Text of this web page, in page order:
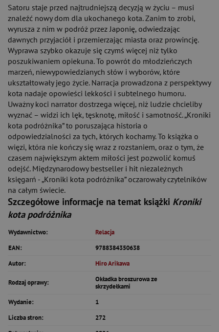
Satoru staje przed najtrudniejszą decyzją w życiu – musi
znaleźć nowy dom dla ukochanego kota. Zanim to zrobi,
wyrusza z nim w podróż przez Japonię, odwiedzając
dawnych przyjaciół i przemierzając miasta oraz prowincję.
Wyprawa szybko okazuje się czymś więcej niż tylko
poszukiwaniem opiekuna. To powrót do młodzieńczych
marzeń, niewypowiedzianych słów i wyborów, które
ukształtowały jego życie. Narracja prowadzona z perspektywy
kota nadaje opowieści lekkości i subtelnego humoru.
Uważny koci narrator dostrzega więcej, niż ludzie chcieliby
wyznać – widzi ich lęk, tęsknotę, miłość i samotność. „Kroniki
kota podróżnika” to poruszająca historia o
odpowiedzialności za tych, których kochamy. To książka o
więzi, która nie kończy się wraz z rozstaniem, oraz o tym, że
czasem największym aktem miłości jest pozwolić komuś
odejść. Międzynarodowy bestseller i hit niezależnych
księgarń - „Kroniki kota podróżnika” oczarowały czytelników
na całym świecie.
Szczegółowe informacje na temat książki Kroniki
kota podróżnika
Wydawnictwo:
Relacja
EAN:
9788384350638
Autor:
Hiro Arikawa
Rodzaj oprawy:
Okładka broszurowa ze
skrzydełkami
Wydanie:
1
Liczba stron:
272